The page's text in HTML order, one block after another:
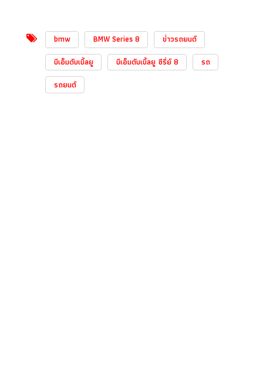
bmw BMW Series 8
ข่่าวรถยนต์
บีเอ็มดับเบิ้ลยู
บีเอ็มดับเบิ้ลยู ซีรี่ย์ 8
รถ
รถยนต์